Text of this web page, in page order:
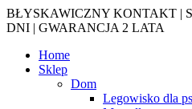
BŁYSKAWICZNY KONTAKT |
DNI | GWARANCJA 2 LATA
Home
Sklep
Dom
Legowisko dla